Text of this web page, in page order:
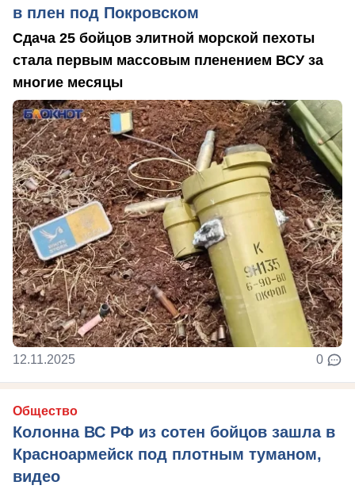
в плен под Покровском
Сдача 25 бойцов элитной морской пехоты
стала первым массовым пленением ВСУ за
многие месяцы
12.11.2025 0
Общество
Колонна ВС РФ из сотен бойцов зашла в
Красноармейск под плотным туманом,
видео